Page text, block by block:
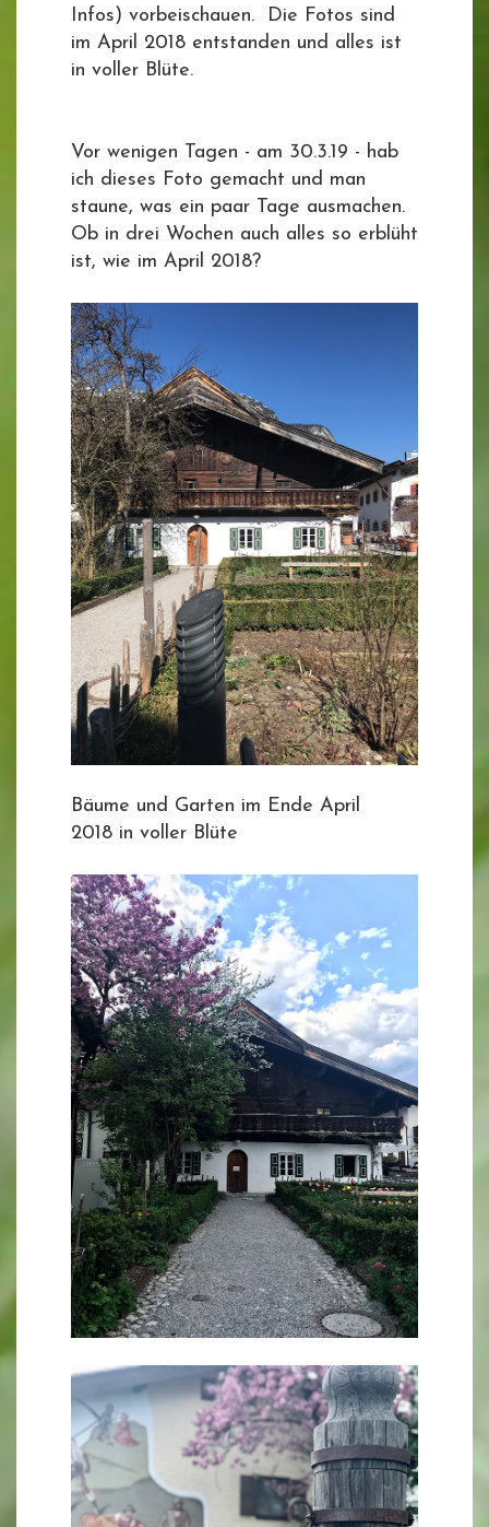
Infos) vorbeischauen. Die Fotos sind
im April 2018 entstanden und alles ist
in voller Blüte.
Vor wenigen Tagen - am 30.3.19 - hab
ich dieses Foto gemacht und man
staune, was ein paar Tage ausmachen.
Ob in drei Wochen auch alles so erblüht
ist, wie im April 2018?
Bäume und Garten im Ende April
2018 in voller Blüte